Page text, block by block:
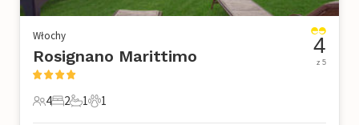
Włochy
Rosignano Marittimo
4 Goście
4
2 Sypialnie
2
1 Łazienka
1
1 Zwierzę domowe
1
4
z 5